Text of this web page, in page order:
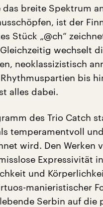
breite Spektrum
ist der
Stück „@ch“
wechselt
neoklassizistisch
bis
alles dabei.
des Trio Catch
temperamentvoll
wird. Den Werken
Expressivität
und
manieristischer
Serbin auf die